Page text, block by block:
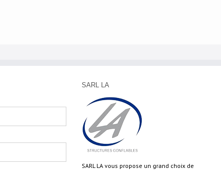
SARL LA
SARL LA vous propose un grand choix de